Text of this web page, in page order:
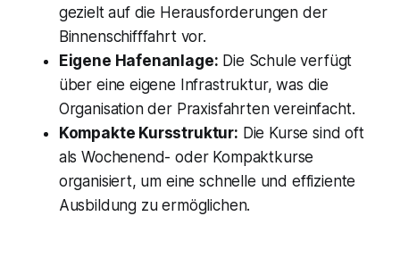
gezielt auf die Herausforderungen der
Binnenschifffahrt vor.
Eigene Hafenanlage: Die Schule verfügt
über eine eigene Infrastruktur, was die
Organisation der Praxisfahrten vereinfacht.
Kompakte Kursstruktur: Die Kurse sind oft
als Wochenend- oder Kompaktkurse
organisiert, um eine schnelle und effiziente
Ausbildung zu ermöglichen.